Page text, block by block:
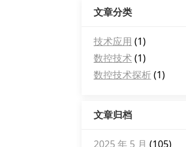
文章分类
技术应用 (1)
数控技术(1)
数控技术探析(1)
文章归档
2025 年 5 月 (105)